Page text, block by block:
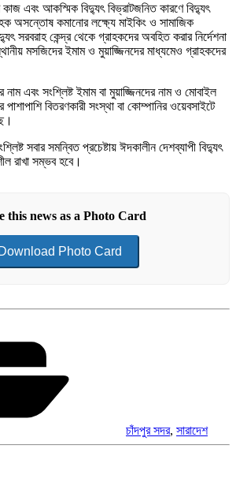
কাজ এবং আকস্মিক বিদ্যুৎ বিভ্রাটজনিত কারণে বিদ্যুৎ
অসন্তোষ কমানোর লক্ষ্যে মাইকিং ও সামাজিক
সরবরাহ কেন্দ্র থেকে গ্রাহকদের অবহিত করার নির্দেশনা
মসজিদের ইমাম ও মুয়াজ্জিনদের মাধ্যমেও গ্রাহকদের
এবং সংশ্লিষ্ট ইমাম বা মুয়াজ্জিনদের নাম ও মোবাইল
পাশাপাশি বিতরণকারী সংস্থা বা কোম্পানির ওয়েবসাইটে
সবার সমন্বিত প্রচেষ্টায় ঈদকালীন দেশব্যাপী বিদ্যুৎ
রাখা সম্ভব হবে।
this news as a Photo Card
Download Photo Card
চাঁদপুর সদর, সারাদেশ